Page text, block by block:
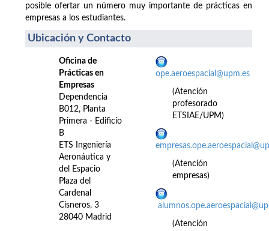
posible ofertar un número muy importante de prácticas en
empresas a los estudiantes.
Ubicación y Contacto
Oficina de
Prácticas en
Empresas
Dependencia
B012, Planta
Primera - Edificio
B
ETS Ingeniería
Aeronáutica y
del Espacio
Plaza del
Cardenal
Cisneros, 3
28040 Madrid
ope.aeroespacial@upm.es
(Atención
profesorado
ETSIAE/UPM)
(Atención
empresas)
(Atención